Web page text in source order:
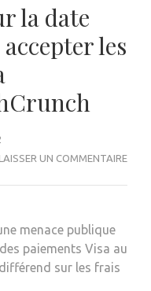
la date
les
UN COMMENTAIRE
menace publique
paiements Visa au
sur les frais